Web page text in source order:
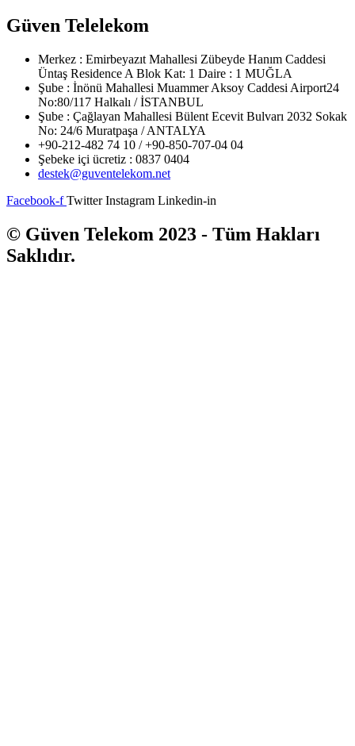
Güven Telelekom
Merkez : Emirbeyazıt Mahallesi Zübeyde Hanım Caddesi
Üntaş Residence A Blok Kat: 1 Daire : 1 MUĞLA
Şube : İnönü Mahallesi Muammer Aksoy Caddesi Airport24
No:80/117 Halkalı / İSTANBUL
Şube : Çağlayan Mahallesi Bülent Ecevit Bulvarı 2032 Sokak
No: 24/6 Muratpaşa / ANTALYA
+90-212-482 74 10 / +90-850-707-04 04
Şebeke içi ücretiz : 0837 0404
destek@guventelekom.net
Facebook-f Twitter Instagram Linkedin-in
© Güven Telekom 2023 - Tüm Hakları
Saklıdır.